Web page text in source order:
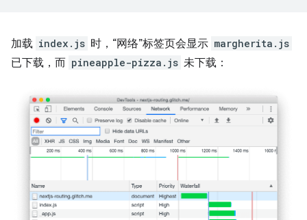
加载 index.js 时，“网络”标签页会显示 margherita.js
已下载，而 pineapple-pizza.js 未下载：